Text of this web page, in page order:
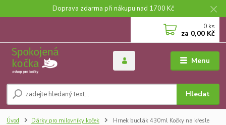
Doprava zdarma při nákupu nad 1700 Kč
Menu
Hledat
0 ks
za 0,00 Kč
Úvod Dárky pro milovníky koček Hrnek buclák 430ml Kočky na křesle